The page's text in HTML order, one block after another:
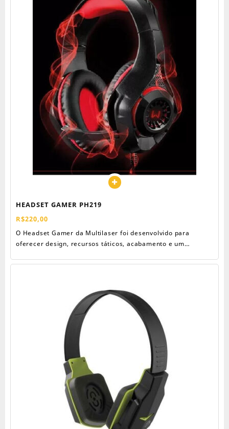
Espuma Deluxe para Melhor Isolamento Acústico.
Microfone Acoplado.
HEADSET GAMER PH219
R$220,00
O Headset Gamer da Multilaser foi desenvolvido para
oferecer design, recursos táticos, acabamento e um
COMUNICAÇÃO Microfone retrátil e controle de áudio
usuário ao longo do jogo. HASTE AJUSTÁVEL Permite o
ajuste da altura do Headset de acordo com a preferência do
jogador. LUZ DE LED Luz de Led vermelho decorativas,
utilize o ligado ou desligado. DRIVER DE 40 MM Oferecendo
uma realidade sonora ainda maior para o seu jogo.
HEADSET RETRÁTIL Permite ser ajustado em um ângulo de
90°. GAMER CONTROL Controle as funções do Headset
através do controle embutido no cabo de nylon.